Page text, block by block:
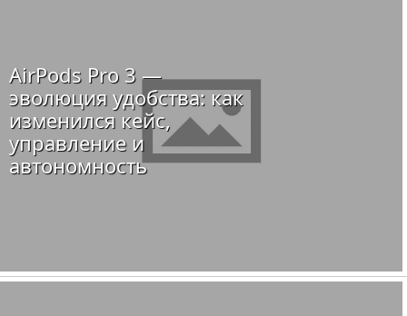
AirPods Pro 3 —
эволюция удобства: как
изменился кейс,
управление и
автономность